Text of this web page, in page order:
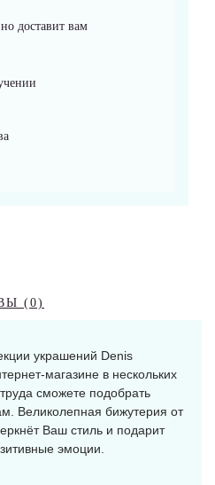
доставит вам
(0)
украшений Denis
магазине в нескольких
сможете подобрать
Великолепная бижутерия от
Ваш стиль и подарит
эмоции.